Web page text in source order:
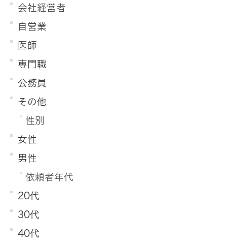
会社経営者
自営業
医師
専門職
公務員
その他
性別
女性
男性
依頼者年代
20代
30代
40代